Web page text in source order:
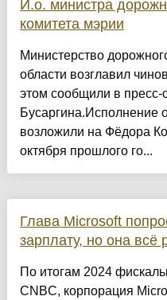
И.о. министра
комитета мэрии
Министерство
области возглавил
этом сообщили в пресс-
Бусаргина.Исполнение
возложили на Фёдора
октября прошлого го...
Глава Microsoft
зарплату, но она
По итогам 2024
CNBC, корпорация